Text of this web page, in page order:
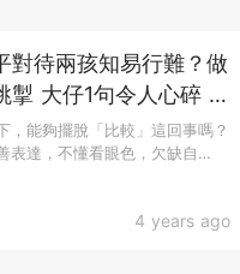
4 years ago
對待兩孩知易行難？做
碎 重
成長
，能夠擺脫「比較」這回事嗎？
表達，不懂看眼色，欠缺自